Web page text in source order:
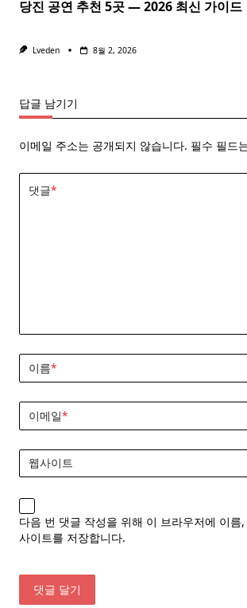
당진 공연 추천 5곳 — 2026 최신 가이드
Lveden 8월 2, 2026
답글 남기기
이메일 주소는 공개되지 않습니다. 필수 필드
댓글*
이름*
이메일*
웹사이트
다음 번 댓글 작성을 위해 이 브라우저에 이름
사이트를 저장합니다.